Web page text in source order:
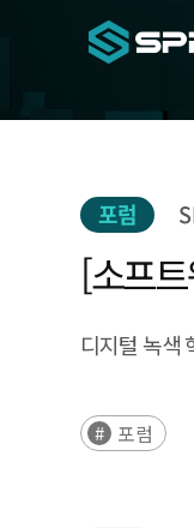
포럼
[소프
디지털 녹색
포럼